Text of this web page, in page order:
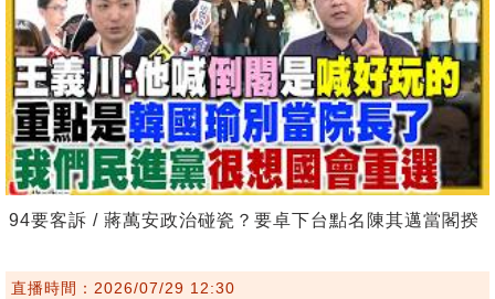
94要客訴 / 蔣萬安政治碰瓷？要卓下台點名陳其邁當閣揆
直播時間：2026/07/29 12:30